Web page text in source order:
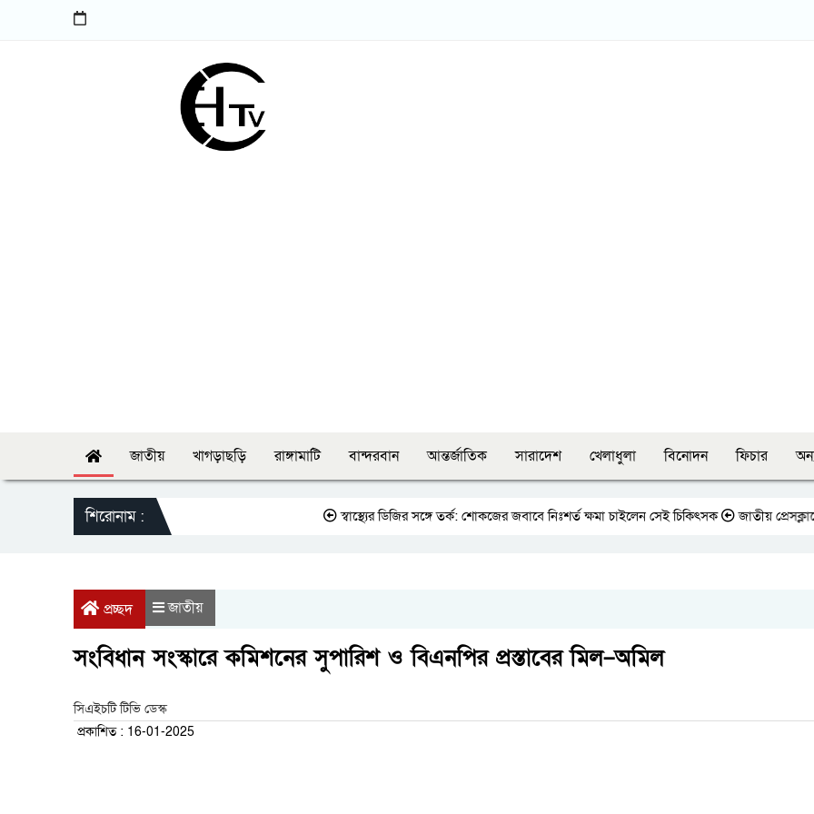
জাতীয় খাগড়াছড়ি রাঙ্গামাটি বান্দরবান আন্তর্জাতিক সারাদেশ খেলাধুলা বিনোদন ফিচার
শিরোনাম : স্বাস্থ্যের ডিজির সঙ্গে তর্ক: শোকজের জবাবে নিঃশর্ত ক্ষমা চাইলেন সেই চিকিৎসক জাতীয় প্রেসক্লাবের
প্রচ্ছদ জাতীয়
সংবিধান সংস্কারে কমিশনের সুপারিশ ও বিএনপির প্রস্তাবের মিল–অমিল
সিএইচটি টিভি ডেস্ক
প্রকাশিত : 16-01-2025